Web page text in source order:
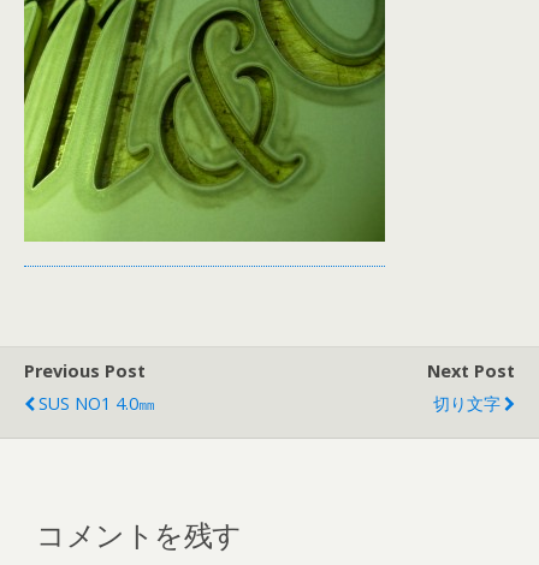
Previous Post
SUS NO1 4.0㎜
Next Post
切り文字
コメントを残す